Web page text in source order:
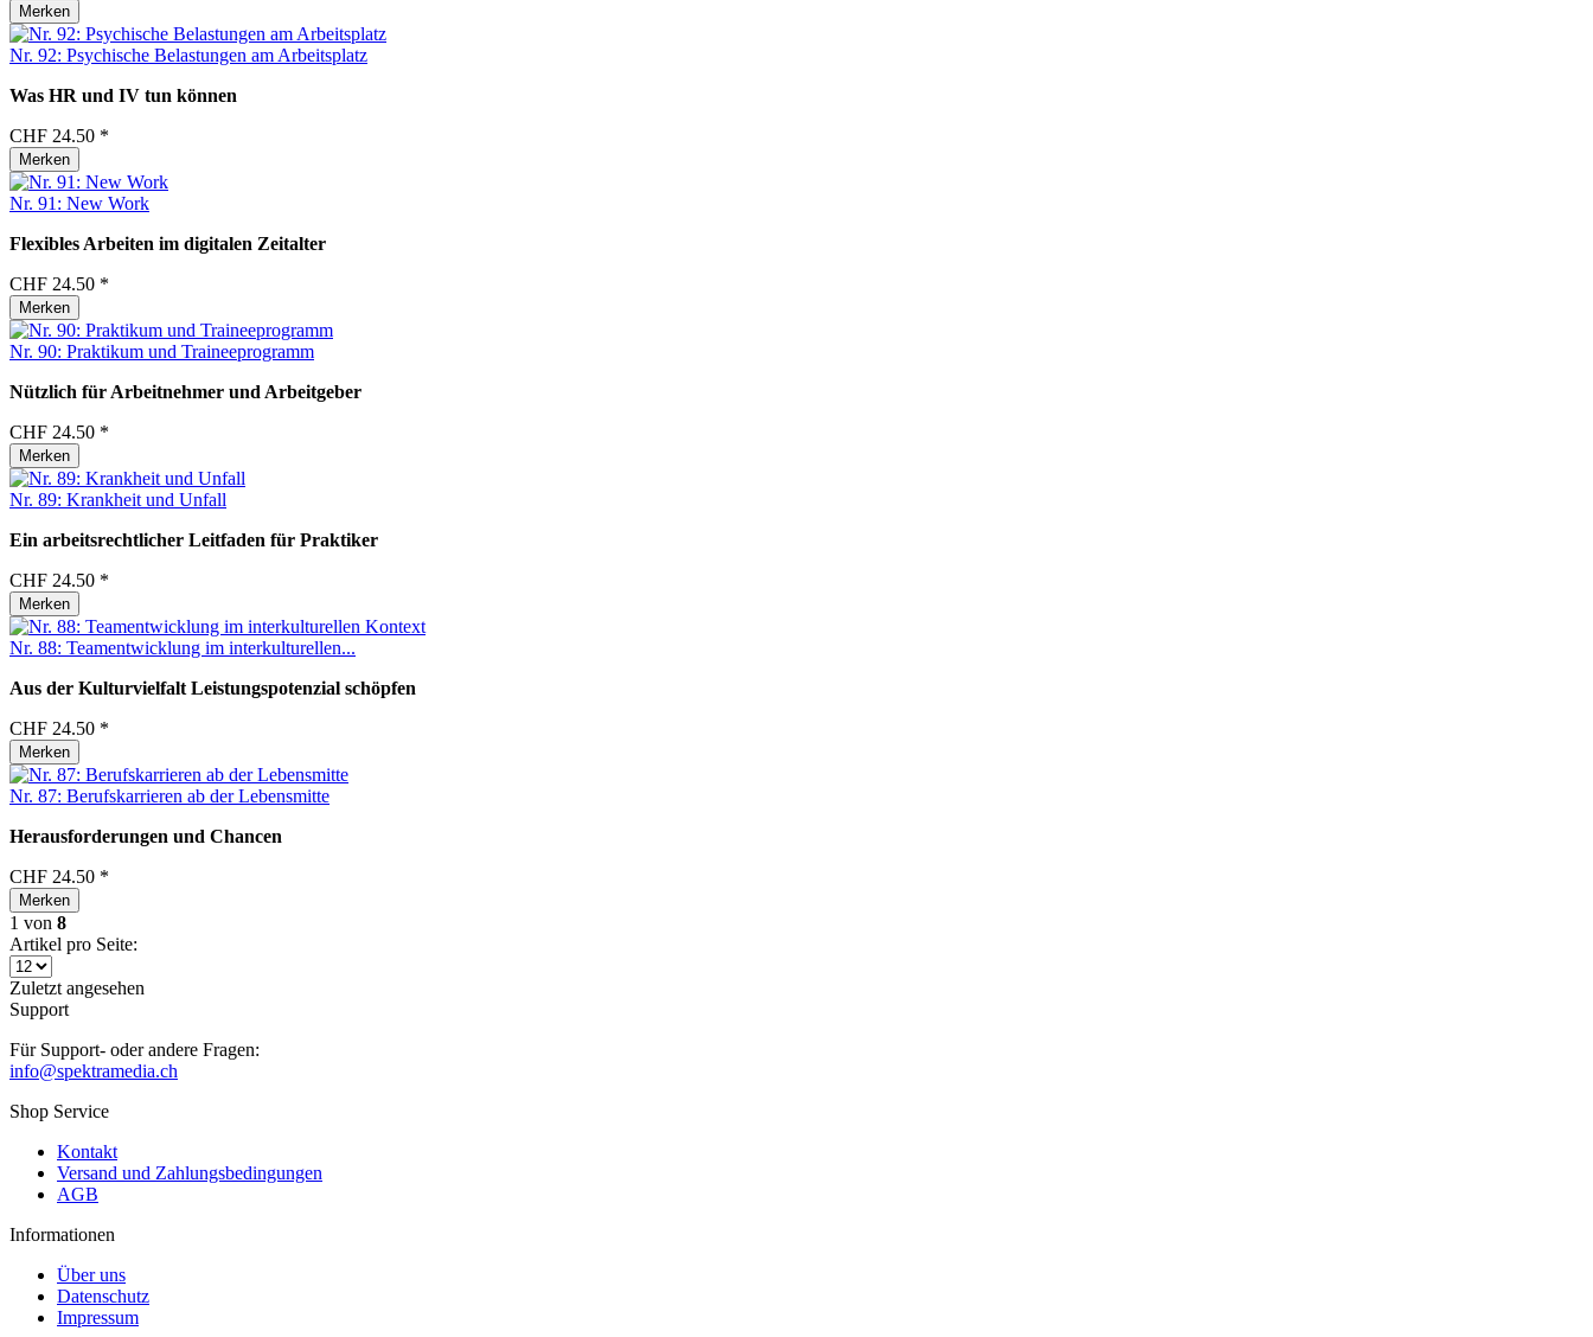
Merken
Nr. 92: Psychische Belastungen am Arbeitsplatz
Was HR und IV tun können
CHF 24.50 *
Merken
Nr. 91: New Work
Flexibles Arbeiten im digitalen Zeitalter
CHF 24.50 *
Merken
Nr. 90: Praktikum und Traineeprogramm
Nützlich für Arbeitnehmer und Arbeitgeber
CHF 24.50 *
Merken
Nr. 89: Krankheit und Unfall
Ein arbeitsrechtlicher Leitfaden für Praktiker
CHF 24.50 *
Merken
Nr. 88: Teamentwicklung im interkulturellen...
Aus der Kulturvielfalt Leistungspotenzial schöpfen
CHF 24.50 *
Merken
Nr. 87: Berufskarrieren ab der Lebensmitte
Herausforderungen und Chancen
CHF 24.50 *
Merken
1 von 8
Artikel pro Seite:
Zuletzt angesehen
Support
Für Support- oder andere Fragen:
info@spektramedia.ch
Shop Service
Kontakt
Versand und Zahlungsbedingungen
AGB
Informationen
Über uns
Datenschutz
Impressum